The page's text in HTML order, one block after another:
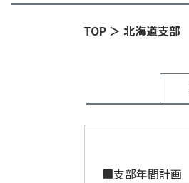
TOP ＞ 北海道支部
■支部年間計画